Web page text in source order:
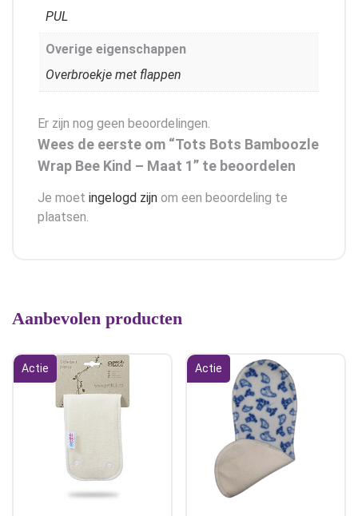
PUL
Overige eigenschappen
Overbroekje met flappen
Er zijn nog geen beoordelingen.
Wees de eerste om “Tots Bots Bamboozle
Wrap Bee Kind – Maat 1” te beoordelen
Je moet ingelogd zijn om een beoordeling te
plaatsen.
Aanbevolen producten
Actie Actie